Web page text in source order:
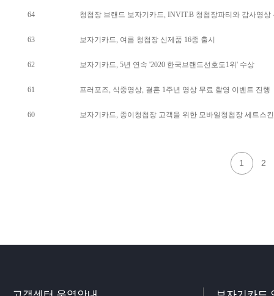
64 청첩장 브랜드 보자기카드, INVIT.B 청첩장파티와 감사영상
63 보자기카드, 여름 청첩장 신제품 16종 출시
62 보자기카드, 5년 연속 '2020 한국브랜드선호도1위' 수상
61 프러포즈, 식중영상, 결혼 1주년 영상 무료 촬영 이벤트 진행
60 보자기카드, 종이청첩장 고객을 위한 모바일청첩장 세트스
1 2